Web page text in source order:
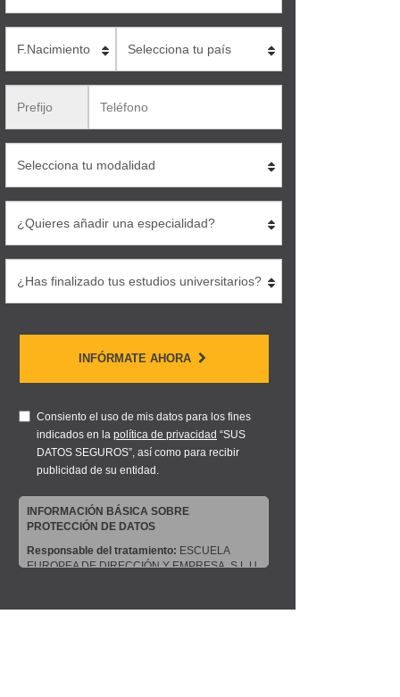
INFÓRMATE AHORA
Consiento el uso de mis datos para los fines
indicados en la política de privacidad “SUS
DATOS SEGUROS”, así como para recibir
publicidad de su entidad.
INFORMACIÓN BÁSICA SOBRE
PROTECCIÓN DE DATOS
Responsable del tratamiento: ESCUELA
EUROPEA DE DIRECCIÓN Y EMPRESA, S.L.U.